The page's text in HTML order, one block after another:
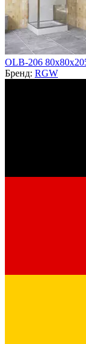
OLB-206
Бренд: RGW